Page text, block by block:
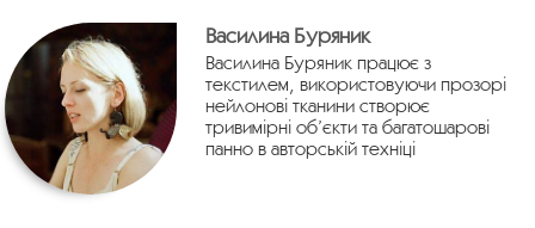
Василина Буряник
Василина Буряник працює з
текстилем, використовуючи прозорі
нейлонові тканини створює
тривимірні об’єкти та багатошарові
панно в авторській техніці